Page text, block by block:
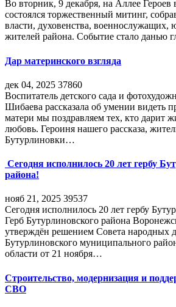
Во вторник, 9 декабря, на Аллее Героев
состоялся торжественный митинг,
власти, духовенства, военнослужащих,
жителей района. Событие стало данью
Дар материнского взгляда
дек 04, 2025 37860
Воспитатель детского сада и
Шибаева рассказала об умении видеть
матери мы поздравляем тех, кто дарит
любовь. Героиня нашего рассказа,
Бутурлиновки…
Сегодня исполнилось 20 лет гербу
района!
нояб 21, 2025 39537
Сегодня исполнилось 20 лет гербу
Герб Бутурлиновского района
утверждён решением Совета народных
Бутурлиновского муниципального
области от 21 ноября…
Строительство, модернизация и
СВО